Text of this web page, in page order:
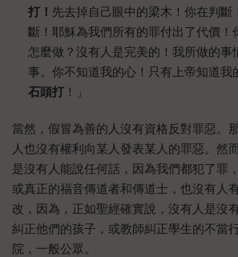
打！ 先去掉自己眼中的梁木！你在判斷
斷！耶穌為我們所有的罪付出了代價！
怎麼做？沒有人是完美的！我所做的事
事。你不知道我的心！只有上帝知道我
石頭打 ！」
當然，假冒為善的人沒有資格反對罪惡。
人也沒有權利向某人發表某人的罪惡。然
是沒有人能說任何話，因為我們都犯了罪
或真正的福音傳道者和傳道士，也沒有人
改，因為，正如聖經確實說，沒有人是沒
糾正他們的孩子，或教師糾正學生的不當
院，一般公眾。